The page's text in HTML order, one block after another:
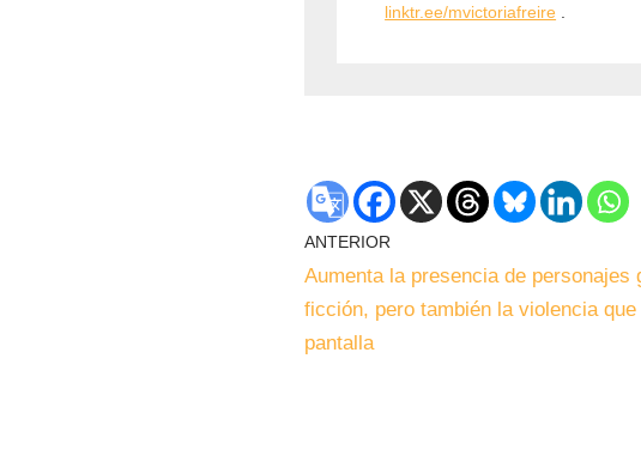
linktr.ee/mvictoriafreire
ANTERIOR
Aumenta la presencia de personajes
ficción, pero también la violencia
pantalla